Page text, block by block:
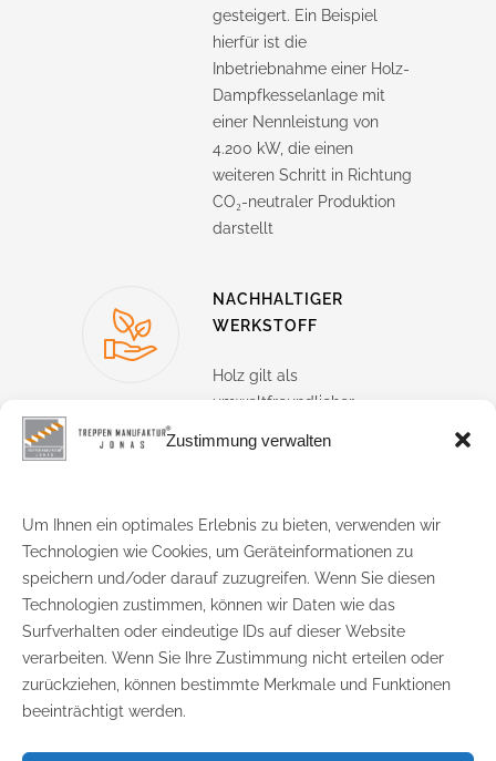
Zustimmung verwalten
Um Ihnen ein optimales Erlebnis zu bieten, verwenden wir
Technologien wie Cookies, um Geräteinformationen zu
speichern und/oder darauf zuzugreifen. Wenn Sie diesen
Technologien zustimmen, können wir Daten wie das
Surfverhalten oder eindeutige IDs auf dieser Website
verarbeiten. Wenn Sie Ihre Zustimmung nicht erteilen oder
zurückziehen, können bestimmte Merkmale und Funktionen
beeinträchtigt werden.
gesteigert. Ein Beispiel
hierfür ist die
Inbetriebnahme einer Holz-
Dampfkesselanlage mit
einer Nennleistung von
4.200 kW, die einen
weiteren Schritt in Richtung
CO₂-neutraler Produktion
darstellt
NACHHALTIGER
WERKSTOFF
Holz gilt als
umweltfreundlicher
seines Wachstums CO₂
von Holzprodukten bleibt
dieses CO₂ langfristig
gebunden. Zudem können
Holzprodukte mehrfach
recycelt werden, was ihre
Umweltbilanz weiter
verbessert.